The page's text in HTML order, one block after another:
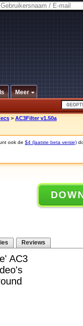
Meer
> AC3Filter v1.50a
ook de $4 (laatste beta versie)
Reviews
AC3